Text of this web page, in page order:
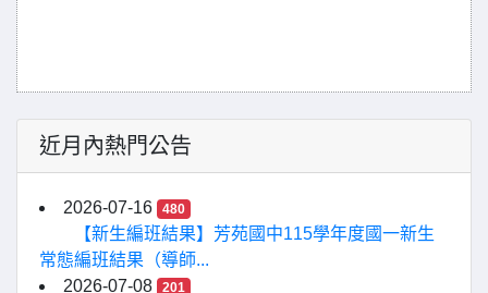
近月內熱門公告
2026-07-16 480
【新生編班結果】芳苑國中115學年度國一新生
常態編班結果（導師...
2026-07-08
201